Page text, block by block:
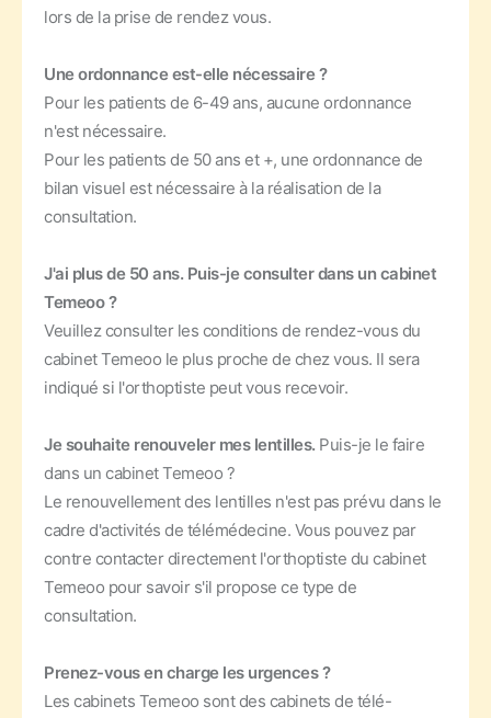
lors de la prise de rendez vous.
Une ordonnance est-elle nécessaire ?
Pour les patients de 6-49 ans, aucune ordonnance
n'est nécessaire.
Pour les patients de 50 ans et +, une ordonnance de
bilan visuel est nécessaire à la réalisation de la
consultation.
J'ai plus de 50 ans. Puis-je consulter dans un cabinet
Temeoo ?
Veuillez consulter les conditions de rendez-vous du
cabinet Temeoo le plus proche de chez vous. Il sera
indiqué si l'orthoptiste peut vous recevoir.
Je souhaite renouveler mes lentilles. Puis-je le faire
dans un cabinet Temeoo ?
Le renouvellement des lentilles n'est pas prévu dans le
cadre d'activités de télémédecine. Vous pouvez par
contre contacter directement l'orthoptiste du cabinet
Temeoo pour savoir s'il propose ce type de
consultation.
Prenez-vous en charge les urgences ?
Les cabinets Temeoo sont des cabinets de télé-